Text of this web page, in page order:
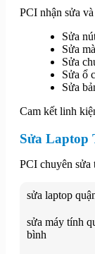
PCI nhận sửa
Sửa
Sửa
Sửa
Sửa ổ
Sửa
Cam kết linh
Sửa Laptop
PCI chuyên sửa
sửa laptop
sửa máy tính
bình